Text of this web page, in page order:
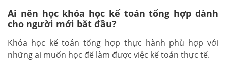
Ai nên học khóa học kế toán tổng hợp dành
cho người mới bắt đầu?
Khóa học kế toán tổng hợp thực hành phù hợp với
những ai muốn học để làm được việc kế toán thực tế.